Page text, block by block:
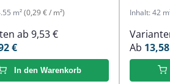
m²(0,29 € / m²)
ab 9,53 €
€
In den Warenkorb
Inhalt: 42
Ab